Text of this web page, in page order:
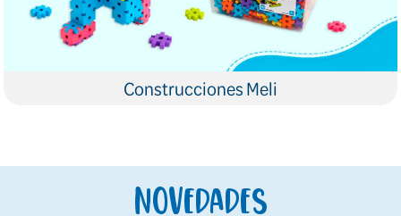
Construcciones Meli
Novedades